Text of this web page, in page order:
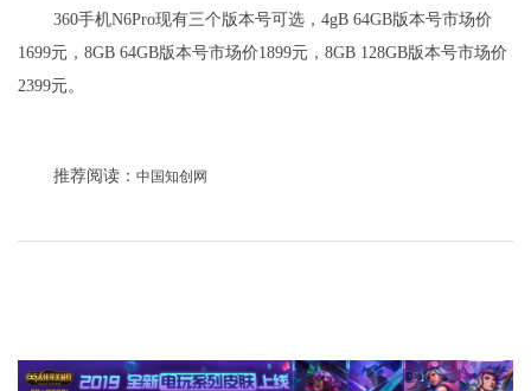
360手机N6Pro现有三个版本号可选，4gB 64GB版本号市场价
1699元，8GB 64GB版本号市场价1899元，8GB 128GB版本号市场价
2399元。
推荐阅读： 中国知创网